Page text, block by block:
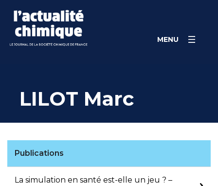
content
MENU
LILOT Marc
Publications
La simulation en santé est-elle un jeu ? –